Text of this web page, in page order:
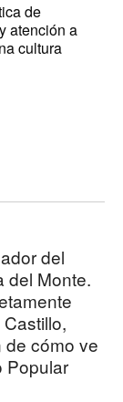
de
atención a
cultura
del
del Monte.
cómo ve
Popular